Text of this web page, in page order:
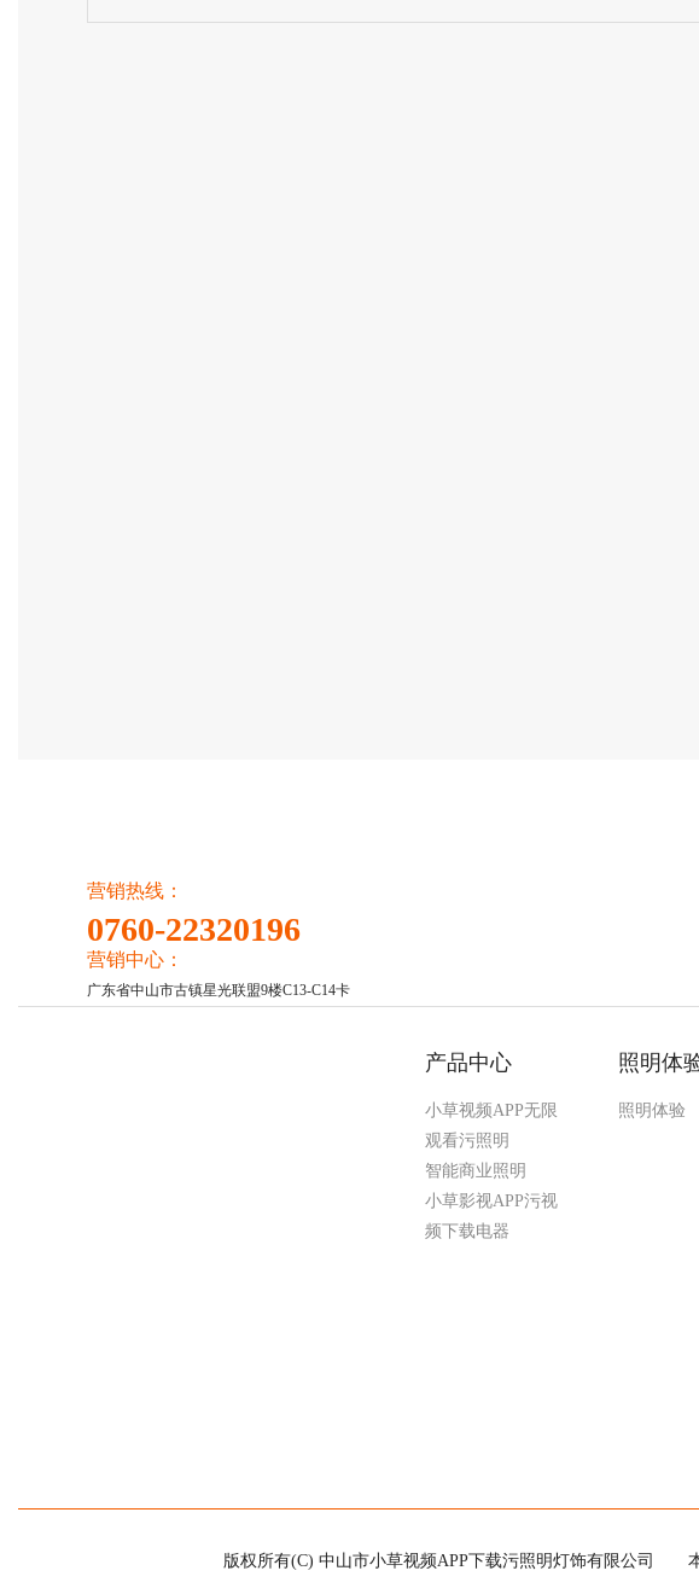
营销热线：
0760-22320196
营销中心：
广东省中山市古镇星光联盟9楼C13-C14卡
产品中心
小草视频APP无限
观看污照明
智能商业照明
小草影视APP污视
频下载电器
照明体
照明体验
版权所有(C) 中山市小草视频APP下载污照明灯饰有限公司